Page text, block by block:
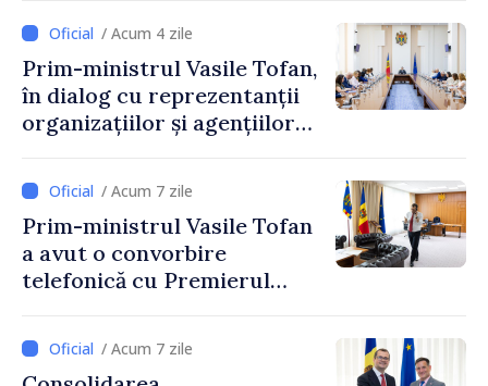
de CNMC
/ Acum 4 zile
Prim-ministrul Vasile Tofan,
în dialog cu reprezentanții
organizațiilor și agențiilor
Moldova
/ Acum 7 zile
Prim-ministrul Vasile Tofan
a avut o convorbire
telefonică cu Premierul
/ Acum 7 zile